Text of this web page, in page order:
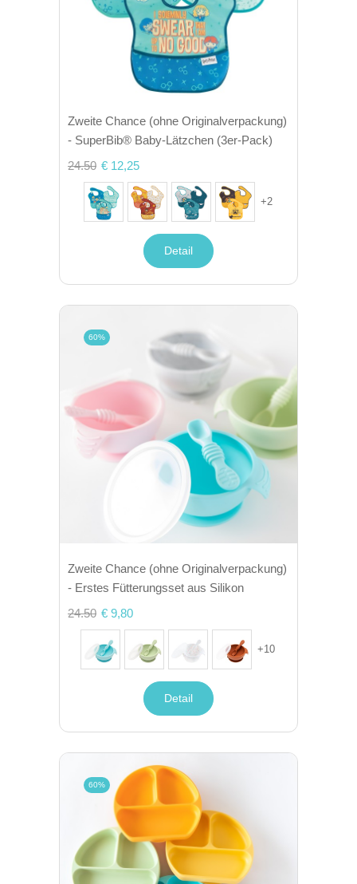
Zweite Chance (ohne Originalverpackung)
- SuperBib® Baby-Lätzchen (3er-Pack)
24.50 € 12,25
+2
Detail
60%
Zweite Chance (ohne Originalverpackung)
- Erstes Fütterungsset aus Silikon
24.50 € 9,80
+10
Detail
60%